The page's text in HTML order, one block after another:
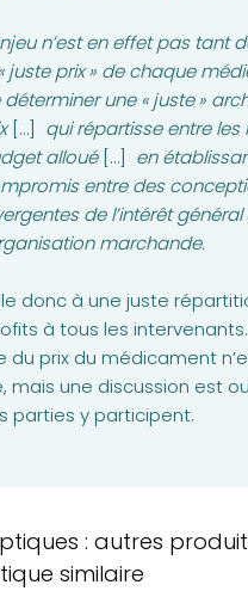
n’est en effet pas tant
juste prix » de chaque
déterminer une « juste »
[…] qui répartisse entre les
alloué […] en
entre des
de l’intérêt
marchande.
donc à une juste
à tous les intervenants.
du prix du médicament
mais une discussion est
parties y participent.
: autres
similaire